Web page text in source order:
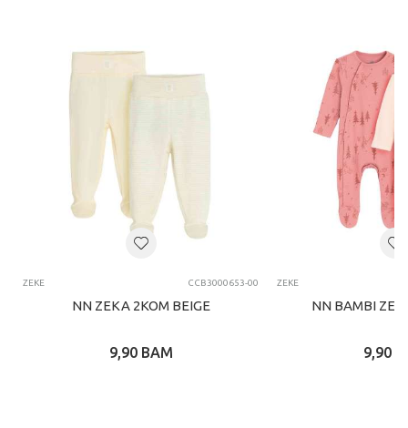
ZEKE CCB3000653-00
NN ZEKA 2KOM BEIGE
9,90 BAM
ZEKE
NN BAMBI
9,90